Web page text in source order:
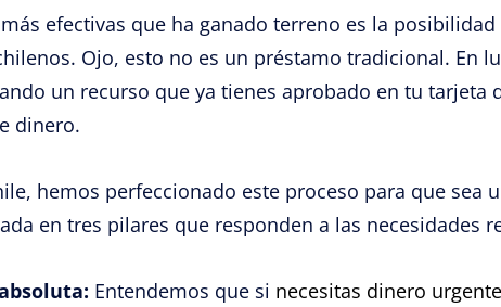
efectivas que ha ganado terreno es la
Ojo, esto no es un préstamo tradicional. En
un recurso que ya tienes aprobado en tu tarjeta
dinero.
hemos perfeccionado este proceso para que sea
en tres pilares que responden a las necesidades
Entendemos que si necesitas dinero urgente